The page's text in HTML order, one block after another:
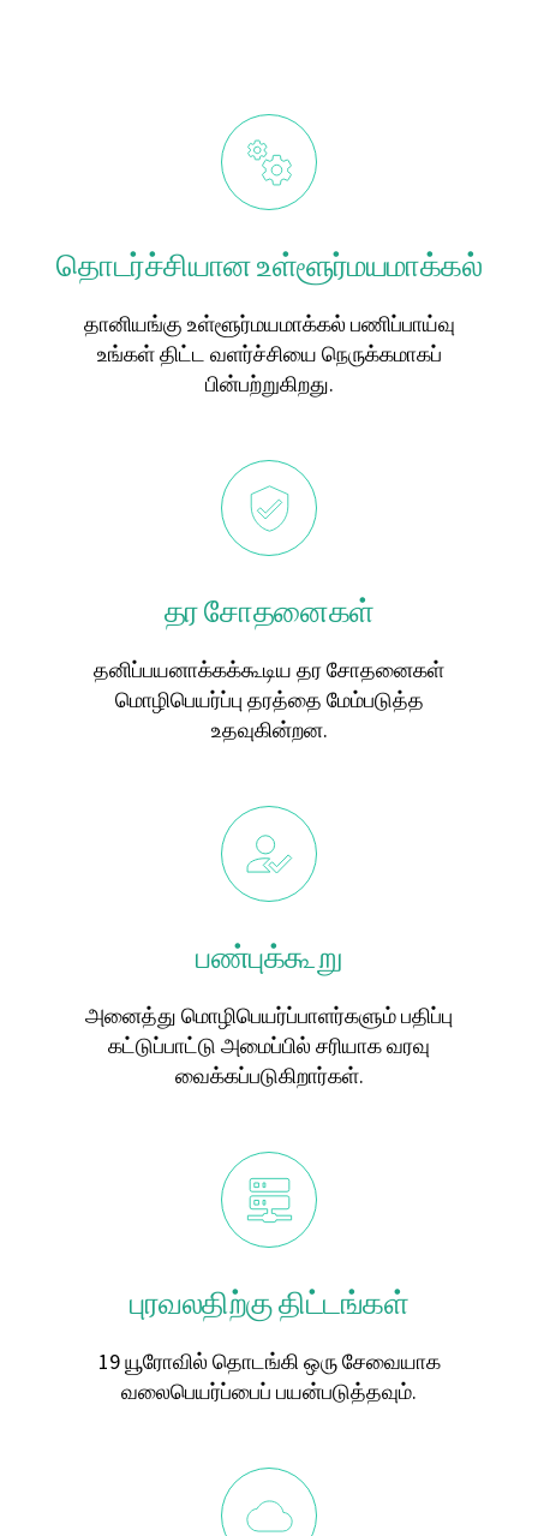
தொடர்ச்சியான உள்ளூர்மயமாக்கல்
தானியங்கு உள்ளூர்மயமாக்கல் பணிப்பாய்வு
உங்கள் திட்ட வளர்ச்சியை நெருக்கமாகப்
பின்பற்றுகிறது.
தர சோதனைகள்
தனிப்பயனாக்கக்கூடிய தர சோதனைகள்
மொழிபெயர்ப்பு தரத்தை மேம்படுத்த
உதவுகின்றன.
பண்புக்கூறு
அனைத்து மொழிபெயர்ப்பாளர்களும் பதிப்பு
கட்டுப்பாட்டு அமைப்பில் சரியாக வரவு
வைக்கப்படுகிறார்கள்.
புரவலதிற்கு திட்டங்கள்
19 யூரோவில் தொடங்கி ஒரு சேவையாக
வலைபெயர்ப்பைப் பயன்படுத்தவும்.